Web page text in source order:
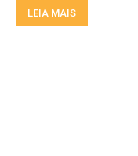
LEIA MAIS